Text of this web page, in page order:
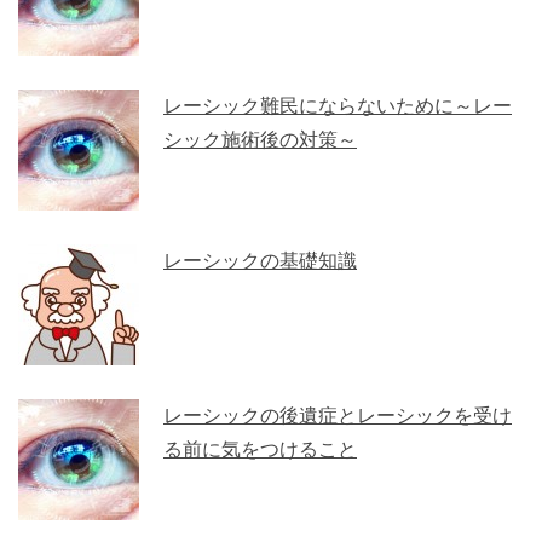
レーシック難民にならないために～レー
シック施術後の対策～
レーシックの基礎知識
レーシックの後遺症とレーシックを受け
る前に気をつけること